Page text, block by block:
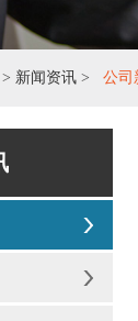
> 新闻资讯 > 公司